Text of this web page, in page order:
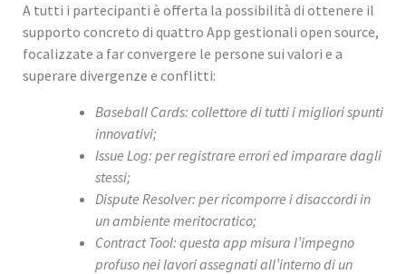
A tutti i partecipanti è offerta la possibilità di ottenere il
supporto concreto di quattro App gestionali open source,
focalizzate a far convergere le persone sui valori e a
superare divergenze e conflitti:
Baseball Cards: collettore di tutti i migliori spunti
innovativi;
Issue Log: per registrare errori ed imparare dagli
stessi;
Dispute Resolver: per ricomporre i disaccordi in
un ambiente meritocratico;
Contract Tool: questa app misura l’impegno
profuso nei lavori assegnati all’interno di un